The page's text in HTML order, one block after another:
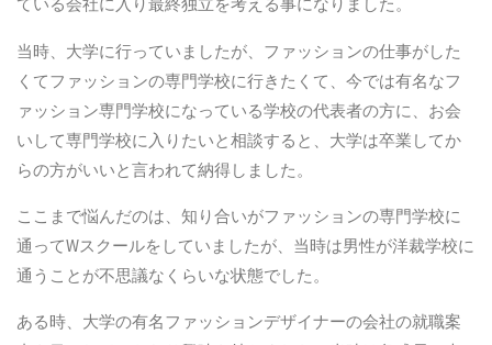
ている会社に入り最終独立を考える事になりました。
当時、大学に行っていましたが、ファッションの仕事がした
くてファッションの専門学校に行きたくて、今では有名なフ
ァッション専門学校になっている学校の代表者の方に、お会
いして専門学校に入りたいと相談すると、大学は卒業してか
らの方がいいと言われて納得しました。
ここまで悩んだのは、知り合いがファッションの専門学校に
通ってWスクールをしていましたが、当時は男性が洋裁学校に
通うことが不思議なくらいな状態でした。
ある時、大学の有名ファッションデザイナーの会社の就職案